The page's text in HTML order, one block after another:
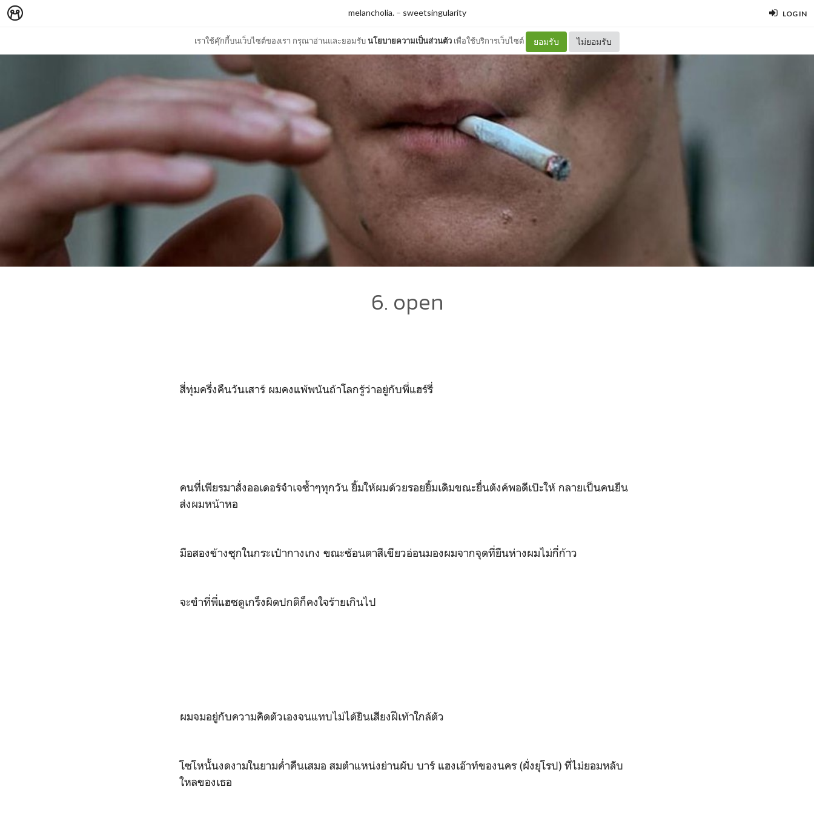
LOG IN
เราใช้คุ๊กกี้บนเว็บไซต์ของเรา กรุณาอ่านและยอมรับนโยบายความเป็นส่วนตัว เพื่อใช้บริการเว็บไซต์ ยอมรับ ไม่ยอมรับ
melancholia.– sweetsingularity
6. open
สี่ทุ่มครึ่งคืนวันเสาร์​ ผมคงแพ้พนันถ้าโลกรู้ว่าอยู่กับพี่แฮร์รี่
คนที่เพียรมาสั่งออเดอร์จำเจซ้ำๆทุกวัน ยิ้มให้ผมด้วยรอยยิ้มเดิมขณะยื่นตังค์พอดีเป๊ะให้ กลายเป็นคนยืน
ส่งผมหน้าหอ
มือสองข้างซุกในกระเป๋ากางเกง ขณะช้อนตาสีเขียวอ่อนมองผมจากจุดที่ยืนห่างผมไม่กี่ก้าว
จะขำที่พี่แฮซดูเกร็งผิดปกติก็คงใจร้ายเกินไป
ผมจมอยู่กับความคิดตัวเองจนแทบไม่ได้ยินเสียงฝีเท้าใกล้ตัว
โซโหนั้นงดงามในยามค่ำคืนเสมอ สมตำแหน่งย่านผับ บาร์​ แฮงเอ๊าท์ของนคร (ฝั่งยุโรป) ที่ไม่ยอมหลับ
ใหลของเธอ